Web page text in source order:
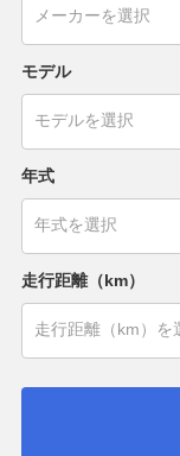
モデル
年式
走行距離（km）